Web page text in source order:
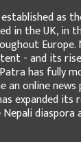
as
in the UK, in
Europe.
- and its
has fully
an online news
expanded its
diaspora